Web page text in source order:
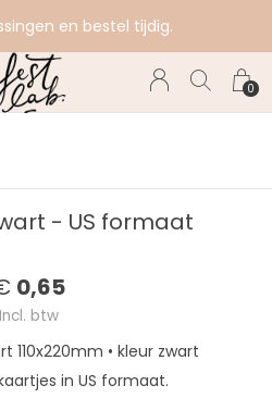
0
en bestel tijdig.
- US formaat
0,65
Incl. btw
110x220mm • kleur zwart
in US formaat.